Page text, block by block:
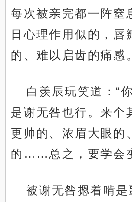
每次被亲完都一阵窒
日心理作用似的，唇
的、难以启齿的痛感。
白羡辰玩笑道：“
是谢无咎也行。来个
更帅的、浓眉大眼的
的……总之，要学会
被谢无咎摁着啃是